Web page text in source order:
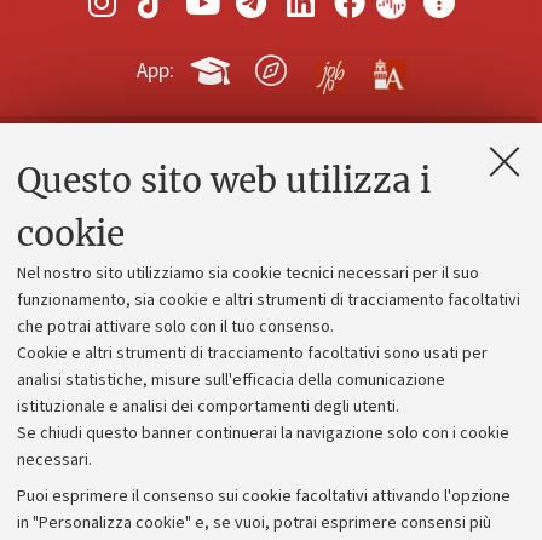
Questo sito web utilizza i
cookie
Nel nostro sito utilizziamo sia cookie tecnici necessari per il suo
funzionamento, sia cookie e altri strumenti di tracciamento facoltativi
che potrai attivare solo con il tuo consenso.
Cookie e altri strumenti di tracciamento facoltativi sono usati per
analisi statistiche, misure sull'efficacia della comunicazione
istituzionale e analisi dei comportamenti degli utenti.
Se chiudi questo banner continuerai la navigazione solo con i cookie
necessari.
Puoi esprimere il consenso sui cookie facoltativi attivando l'opzione
in "Personalizza cookie" e, se vuoi, potrai esprimere consensi più
App:
Contatti e PEC
Alumni community
Piano strategico
Bilanci
Donazioni e 5x1000
Merchandising - UniboStore
Bandi, gare e concorsi
Albo online